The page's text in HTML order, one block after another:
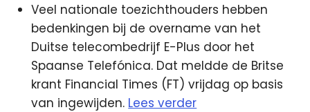
Veel nationale toezichthouders hebben
bedenkingen bij de overname van het
Duitse telecombedrijf E-Plus door het
Spaanse Telefónica. Dat meldde de Britse
krant Financial Times (FT) vrijdag op basis
van ingewijden. Lees verder